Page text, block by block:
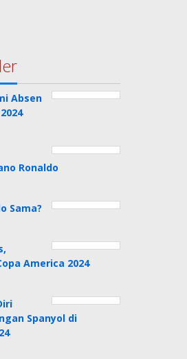
Absen
Ronaldo
Sama?
America 2024
Spanyol di